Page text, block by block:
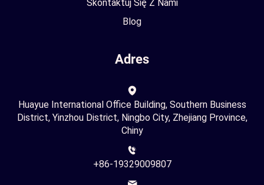
Skontaktuj Się Z Nami
Blog
Adres
Huayue International Office Building, Southern Business
District, Yinzhou District, Ningbo City, Zhejiang Province,
Chiny
+86-19329009807